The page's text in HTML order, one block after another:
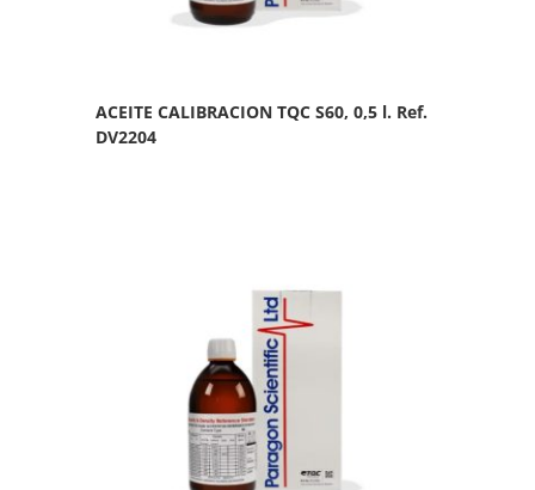
ACEITE CALIBRACION TQC S60, 0,5 l. Ref.
DV2204